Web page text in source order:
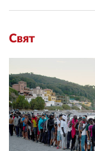
Свят